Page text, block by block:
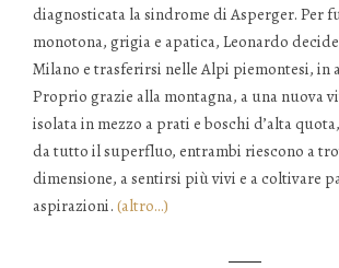
diagnosticata la sindrome di Asperger. Per
monotona, grigia e apatica, Leonardo
Milano e trasferirsi nelle Alpi piemontesi, in
Proprio grazie alla montagna, a una nuova
isolata in mezzo a prati e boschi d’alta
da tutto il superfluo, entrambi riescono a
dimensione, a sentirsi più vivi e a coltivare
aspirazioni. (altro…)